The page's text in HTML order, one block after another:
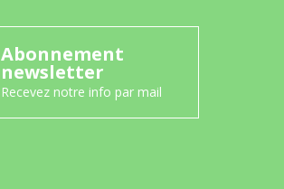
Abonnement
newsletter
Recevez notre info par mail